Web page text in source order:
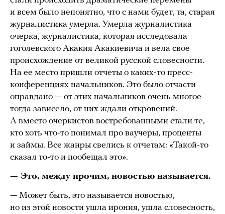
и всем было непонятно, что с нами будет, та, старая
журналистика умерла. Умерла журналистика
очерка, журналистика, которая исследовала
гоголевского Акакия Акакиевича и вела свое
происхождение от великой русской словесности.
На ее место пришли отчеты о каких-то пресс-
конференциях начальников. Это было отчасти
оправдано — от этих начальников очень многое
тогда зависело, от них ждали откровений.
А вместо очеркистов востребованными стали те,
кто хоть что-то понимал про ваучеры, проценты
и займы. Все жанры свелись к отчетам: «Такой-то
сказал то-то и пообещал это».
— Это, между прочим, новостью называется.
— Может быть, это называется новостью,
но из этой новости ушла ирония, ушла словесность,